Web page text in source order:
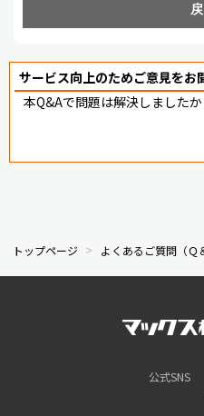
サービス向上のためご意見をお
本Q&Aで問題は解決しましたか
トップページ よくあるご質問（Ｑ
公式SNS